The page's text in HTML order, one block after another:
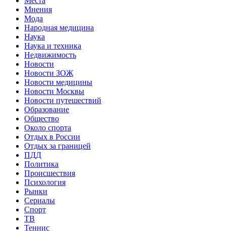
Мнения
Мода
Народная медицина
Наука
Наука и техника
Недвижимость
Новости
Новости ЗОЖ
Новости медицины
Новости Москвы
Новости путешествий
Образование
Общество
Около спорта
Отдых в России
Отдых за границей
ПДД
Политика
Происшествия
Психология
Рынки
Сериалы
Спорт
ТВ
Теннис